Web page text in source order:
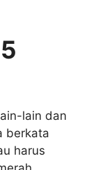
lain dan
berkata
harus